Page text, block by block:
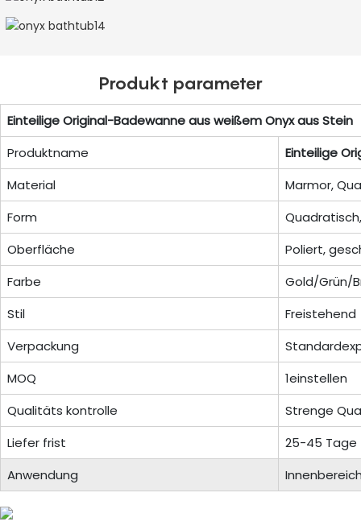
Produkt parameter
Einteilige Original-Badewanne aus weißem Onyx aus Stein
Produktname
Einteilige
Material
Marmor,
Form
Oberfläche
Poliert,
Farbe
Gold/Grün/
Stil
Freistehend
Verpackung
MOQ
1einstellen
Qualitäts kontrolle
Strenge
Liefer frist
25-45 Tage
Anwendung